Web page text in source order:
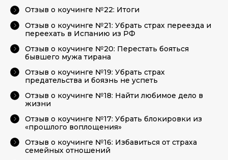
Отзыв о коучинге №22: Итоги
Отзыв о коучинге №21: Убрать страх переезда и
переехать в Испанию из РФ
Отзыв о коучинге №20: Перестать бояться
бывшего мужа тирана
Отзыв о коучинге №19: Убрать страх
предательства и боязнь не успеть
Отзыв о коучинге №18: Найти любимое дело в
жизни
Отзыв о коучинге №17: Убрать блокировки из
«прошлого воплощения»
Отзыв о коучинге №16: Избавиться от страха
семейных отношений